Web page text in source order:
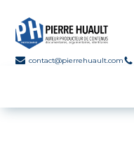
contact@pierrehuault.com